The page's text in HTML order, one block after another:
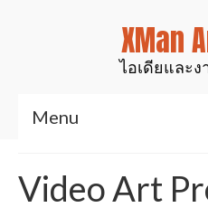
XMan
ไอเดียและง
Menu
Art & Design
Video Art